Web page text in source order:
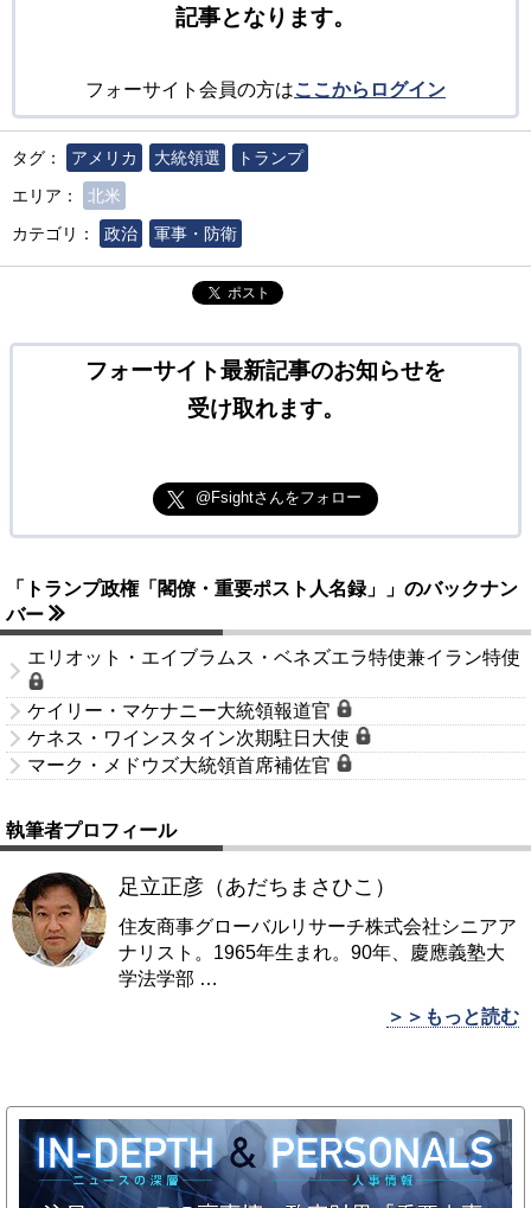
記事となります。
フォーサイト会員の方はここからログイン
タグ： アメリカ 大統領選
トランプ
エリア：
北米
カテゴリ：
政治 軍事・防衛
ポスト
フォーサイト最新記事のお知らせを
受け取れます。
@Fsightさんをフォロー
「トランプ政権「閣僚・重要ポスト人名録」」のバックナン
バー
エリオット・エイブラムス・ベネズエラ特使兼イラン特使
ケイリー・マケナニー大統領報道官
ケネス・ワインスタイン次期駐日大使
マーク・メドウズ大統領首席補佐官
執筆者プロフィール
足立正彦（あだちまさひこ）
住友商事グローバルリサーチ株式会社シニアア
ナリスト。1965年生まれ。90年、慶應義塾大
学法学部 …
＞＞もっと読む